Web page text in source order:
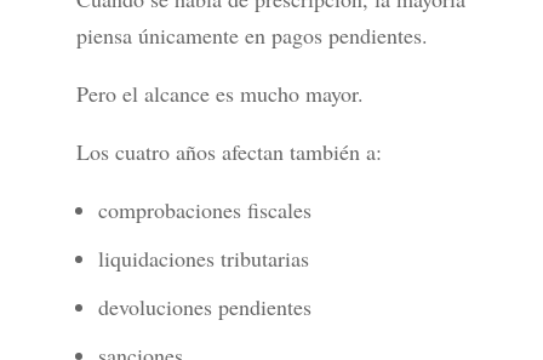
piensa únicamente en pagos pendientes.
Pero el alcance es mucho mayor.
Los cuatro años afectan también a:
comprobaciones fiscales
liquidaciones tributarias
devoluciones pendientes